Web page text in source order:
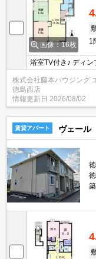
画像：16枚
1
浴室TV付き♪ ディン
干し、温水洗浄便
地内ゴミ集積場・屋
株式会社藤本ハウジング
徳島西店
情報更新日 2026/08/02
賃貸アパート ヴェール